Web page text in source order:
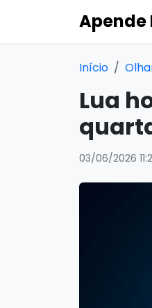
Apende
Início
Lua
03/06/2026